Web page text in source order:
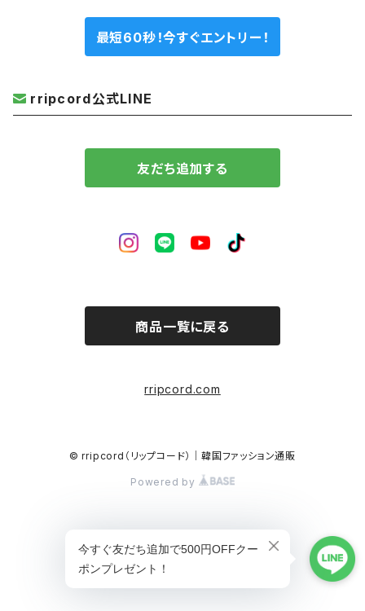
最短60秒！今すぐエントリー！
rripcord公式LINE
友だち追加する
商品一覧に戻る
rripcord.com
© rripcord（リップコード）｜韓国ファッション通販
Powered by